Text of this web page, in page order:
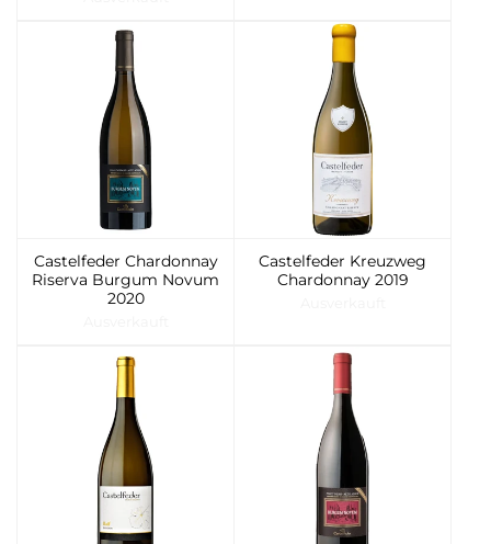
Castelfeder Chardonnay
Riserva Burgum Novum
2020
Castelfeder Kreuzweg
Chardonnay 2019